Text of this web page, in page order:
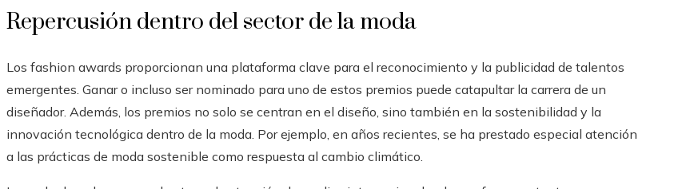
Repercusión dentro del sector de la moda
Los fashion awards proporcionan una plataforma clave para el reconocimiento y la publicidad de talentos
emergentes. Ganar o incluso ser nominado para uno de estos premios puede catapultar la carrera de un
diseñador. Además, los premios no solo se centran en el diseño, sino también en la sostenibilidad y la
innovación tecnológica dentro de la moda. Por ejemplo, en años recientes, se ha prestado especial atención
a las prácticas de moda sostenible como respuesta al cambio climático.